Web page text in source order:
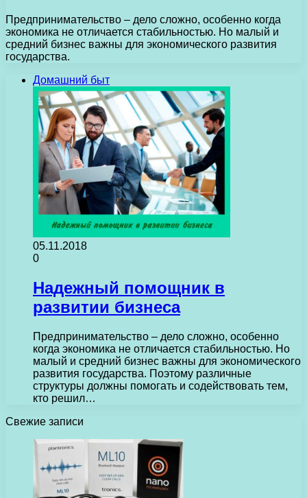
Предпринимательство – дело сложно, особенно когда
экономика не отличается стабильностью. Но малый и
средний бизнес важны для экономического развития
государства.
Домашний быт
05.11.2018
0
Надежный помощник в
развитии бизнеса
Предпринимательство – дело сложно, особенно
когда экономика не отличается стабильностью. Но
малый и средний бизнес важны для экономического
развития государства. Поэтому различные
структуры должны помогать и содействовать тем,
кто решил…
Свежие записи